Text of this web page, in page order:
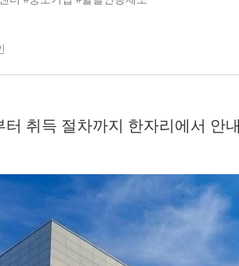
터 취득 절차까지 한자리에서 안내